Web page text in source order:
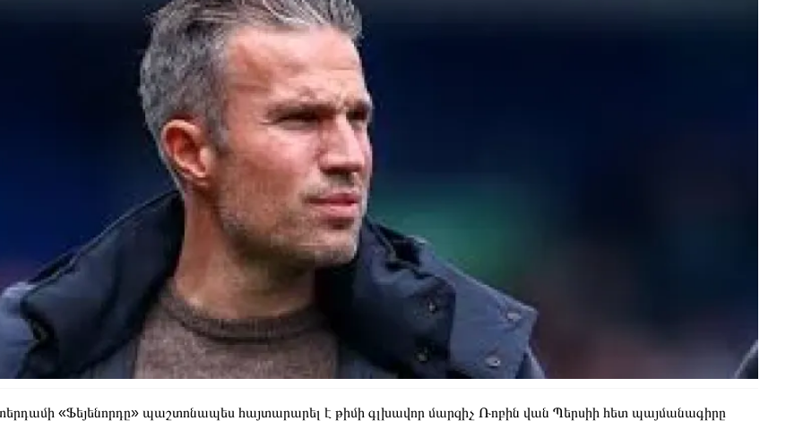
«Ֆեյենորդը» պաշտոնապես հայտարարել է թիմի գլխավոր մարզիչ Ռոբին վան Պերսիի հետ պայմանագիրը